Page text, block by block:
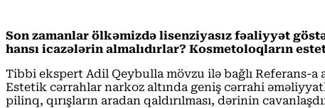
Son zamanlar ölkəmizdə lisenziyasız fəaliyyət
hansı icazələrin almalıdırlar? Kosmetoloqların
Tibbi ekspert Adil Qeybulla mövzu ilə bağlı Referans-
Estetik cərrahlar narkoz altında geniş cərrahi
pilinq, qırışların aradan qaldırılması, dərinin